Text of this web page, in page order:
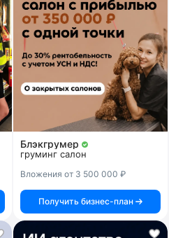
Блэкгрумер
груминг салон
Вложения от 3 500 000 ₽
Получить бизнес-план